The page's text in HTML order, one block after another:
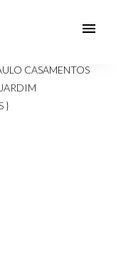
menu
CASAMENTOS
}